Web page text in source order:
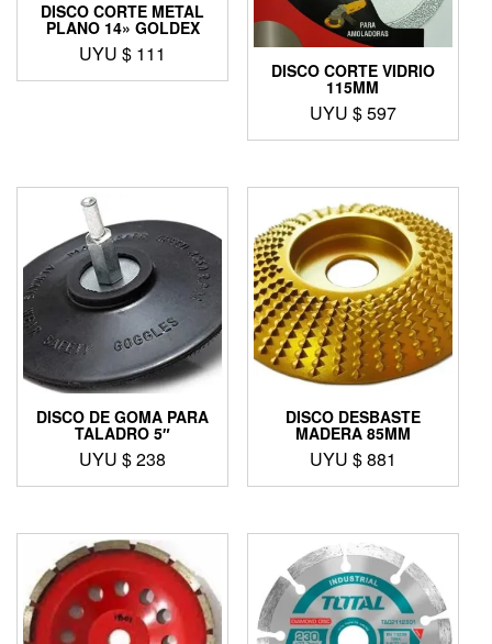
DISCO CORTE METAL
PLANO 14» GOLDEX
UYU $ 111
DISCO CORTE VIDRIO
115MM
UYU $597
DISCO DE GOMA PARA
TALADRO 5″
UYU $238
DISCO DESBASTE
MADERA 85MM
UYU $881